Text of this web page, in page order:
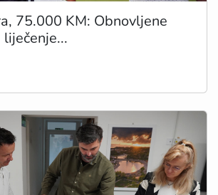
75.000 KM: Obnovljene